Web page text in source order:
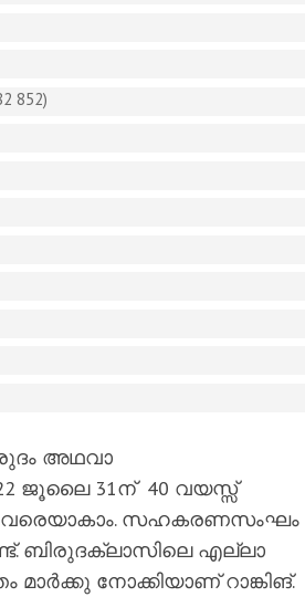
852)
അഥവാ
ജൂലൈ 31ന് 40 വയസ്സ്
വരെയാകാം. സഹകരണസംഘം
ബിരുദക്ലാസിലെ എല്ലാ
നോക്കിയാണ് റാങ്കിങ്.